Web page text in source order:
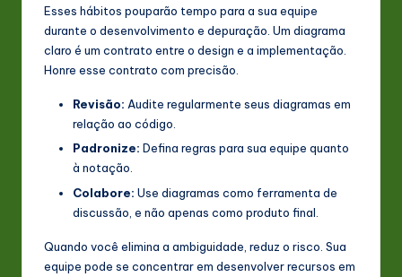
Esses hábitos pouparão tempo para a sua equipe
durante o desenvolvimento e depuração. Um diagrama
claro é um contrato entre o design e a implementação.
Honre esse contrato com precisão.
Revisão: Audite regularmente seus diagramas em
relação ao código.
Padronize: Defina regras para sua equipe quanto
à notação.
Colabore: Use diagramas como ferramenta de
discussão, e não apenas como produto final.
Quando você elimina a ambiguidade, reduz o risco. Sua
equipe pode se concentrar em desenvolver recursos em